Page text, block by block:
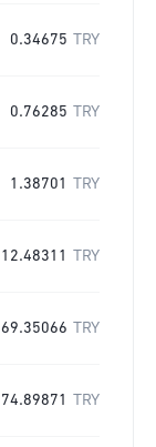
0.34675 TRY
0.76285 TRY
1.38701 TRY
12.48311 TRY
69.35066 TRY
74.89871 TRY